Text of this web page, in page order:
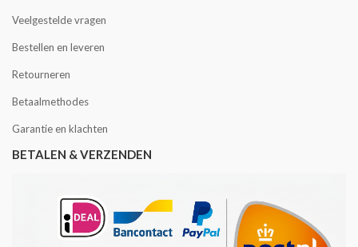
Veelgestelde vragen
Bestellen en leveren
Retourneren
Betaalmethodes
Garantie en klachten
BETALEN & VERZENDEN